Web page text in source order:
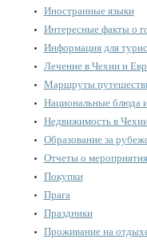
Иностранные языки
Интересные факты о
Информация для
Лечение в Чехии и
Маршруты
Национальные блюда
Недвижимость в
Образование за
Отчеты о
Покупки
Прага
Праздники
Проживание на